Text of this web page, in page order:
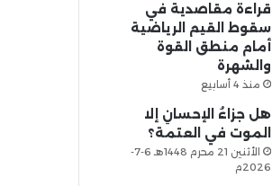
قراءة مقاصدية في
سقوط القيم الرياضية
أمام منطق القوة
والشهرة
منذ 4 أسابيع
هل جزاءُ الإحسانِ إلا
الموت في العتمة؟
الأثنين 21 محرم 1448هـ 6-7-
2026م